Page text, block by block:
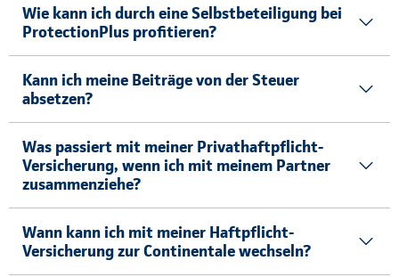
Wie kann ich durch eine Selbstbeteiligung bei
ProtectionPlus profitieren?
Kann ich meine Beiträge von der Steuer
absetzen?
Was passiert mit meiner Privathaftpflicht-
Versicherung, wenn ich mit meinem Partner
zusammenziehe?
Wann kann ich mit meiner Haftpflicht-
Versicherung zur Continentale wechseln?